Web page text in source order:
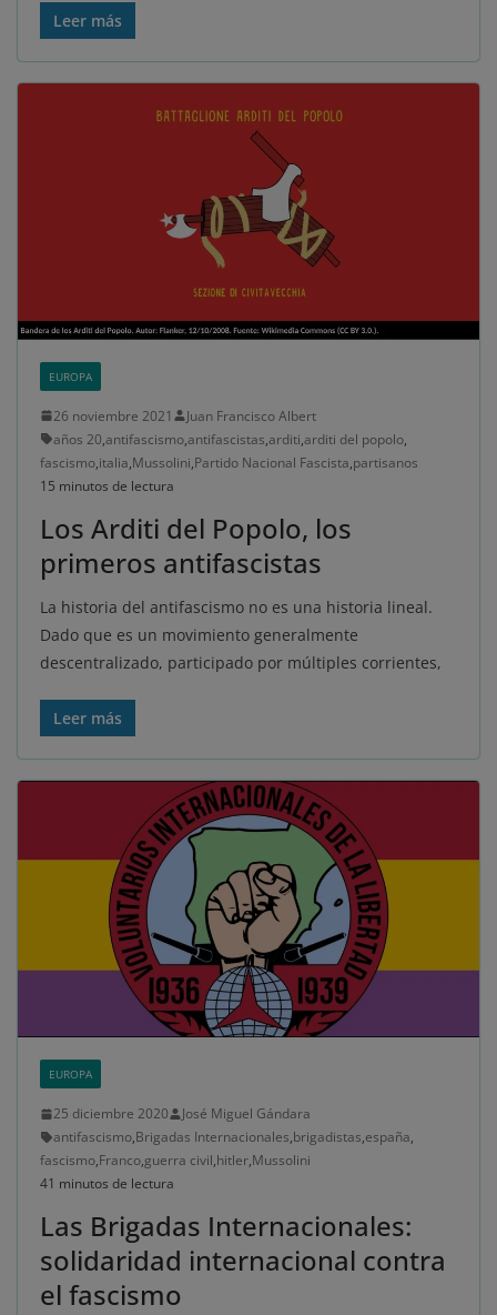
Leer más
EUROPA
26 noviembre 2021
Juan Francisco Albert
años 20,antifascismo,antifascistas,arditi,arditi del popolo,
fascismo,italia,Mussolini,Partido Nacional Fascista,partisanos
15 minutos de lectura
Los Arditi del Popolo, los
primeros antifascistas
La historia del antifascismo no es una historia lineal.
Dado que es un movimiento generalmente
descentralizado, participado por múltiples corrientes,
Leer más
EUROPA
25 diciembre 2020
José Miguel Gándara
antifascismo,Brigadas Internacionales,brigadistas,españa,
fascismo,Franco,guerra civil,hitler,Mussolini
41 minutos de lectura
Las Brigadas Internacionales:
solidaridad internacional contra
el fascismo